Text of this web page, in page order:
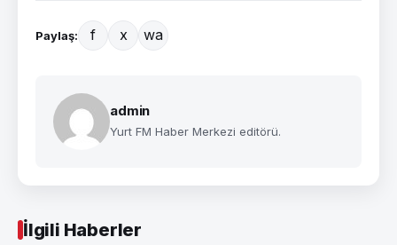
Paylaş: f x wa
admin
Yurt FM Haber Merkezi editörü.
İlgili Haberler